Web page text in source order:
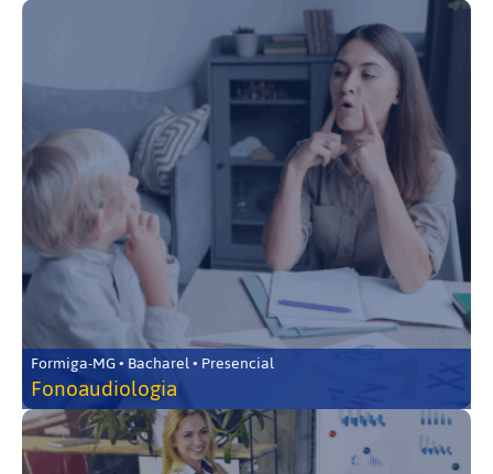
Formiga-MG • Bacharel • Presencial
Fonoaudiologia